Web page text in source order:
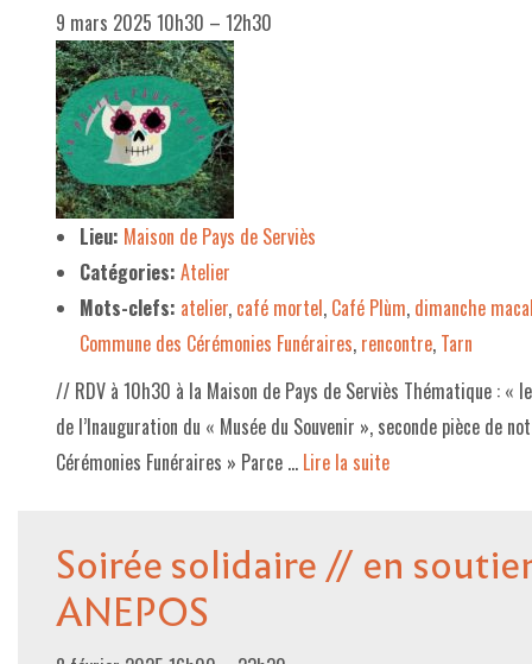
9 mars 2025 10h30 – 12h30
Lieu: Maison de Pays de Serviès
Catégories: Atelier
Mots-clefs: atelier, café mortel, Café Plùm, dimanche
Commune des Cérémonies Funéraires, rencontre, Tarn
// RDV à 10h30 à la Maison de Pays de Serviès Thématique : «
de l’Inauguration du « Musée du Souvenir », seconde pièce de
Cérémonies Funéraires » Parce … Lire la suite­­
Soirée solidaire // en
ANEPOS